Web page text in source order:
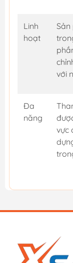
Linh
hoạt
với
Đa
năng
vực